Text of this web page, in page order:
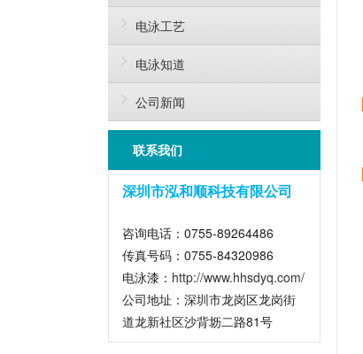
电泳工艺
电泳知道
公司新闻
联系我们
深圳市泓和顺科技有限公司
咨询电话：0755-89264486
传真号码：0755-84320986
电泳漆： http://www.hhsdyq.com/
公司地址：深圳市龙岗区龙岗街
道龙新社区沙背坜二路81号